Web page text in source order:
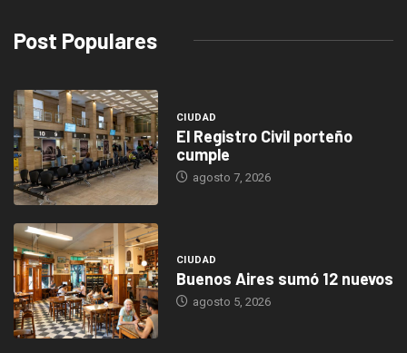
Post Populares
CIUDAD
El Registro Civil porteño
cumple
agosto 7, 2026
CIUDAD
Buenos Aires sumó 12 nuevos
agosto 5, 2026